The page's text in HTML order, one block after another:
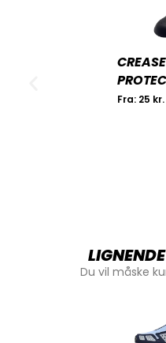
CREASE
Fra: 25 kr.
Du vil måske